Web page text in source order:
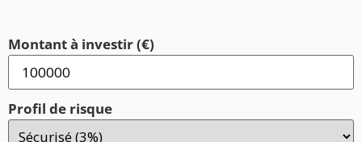
Montant à investir (€)
Profil de risque